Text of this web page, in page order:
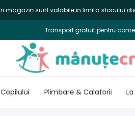
magazin sunt valabile in limita stocului
Transport gratuit pentru
Plimbare & Calatorii